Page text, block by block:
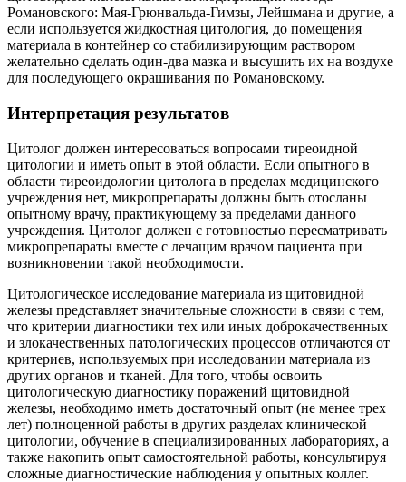
Романовского: Мая-Грюнвальда-Гимзы, Лейшмана и другие, а
если используется жидкостная цитология, до помещения
материала в контейнер со стабилизирующим раствором
желательно сделать один-два мазка и высушить их на воздухе
для последующего окрашивания по Романовскому.
Интерпретация результатов
Цитолог должен интересоваться вопросами тиреоидной
цитологии и иметь опыт в этой области. Если опытного в
области тиреоидологии цитолога в пределах медицинского
учреждения нет, микропрепараты должны быть отосланы
опытному врачу, практикующему за пределами данного
учреждения. Цитолог должен с готовностью пересматривать
микропрепараты вместе с лечащим врачом пациента при
возникновении такой необходимости.
Цитологическое исследование материала из щитовидной
железы представляет значительные сложности в связи с тем,
что критерии диагностики тех или иных доброкачественных
и злокачественных патологических процессов отличаются от
критериев, используемых при исследовании материала из
других органов и тканей. Для того, чтобы освоить
цитологическую диагностику поражений щитовидной
железы, необходимо иметь достаточный опыт (не менее трех
лет) полноценной работы в других разделах клинической
цитологии, обучение в специализированных лабораториях, а
также накопить опыт самостоятельной работы, консультируя
сложные диагностические наблюдения у опытных коллег.